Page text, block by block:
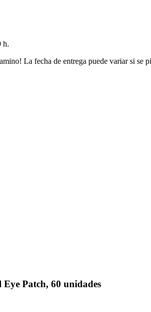
h.
La fecha de entrega puede variar si se
Patch, 60 unidades